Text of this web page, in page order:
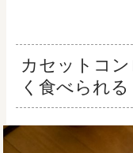
カセットコ
く食べられる